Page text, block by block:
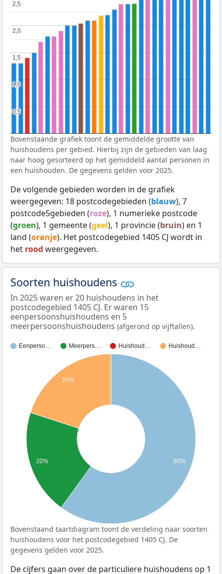
0,5
0,5
1,0
1,0
1,5
1,5
2,0
2,0
2,5
2,5
Bovenstaande grafiek toont de gemiddelde grootte van
huishoudens per gebied. Hierbij zijn de gebieden van laag
naar hoog gesorteerd op het gemiddeld aantal personen in
een huishouden. De gegevens gelden voor 2025.
De volgende gebieden worden in de grafiek
weergegeven: 18 postcodegebieden (blauw), 7
postcode5gebieden (roze), 1 numerieke postcode
(groen), 1 gemeente (geel), 1 provincie (bruin) en 1
land (oranje). Het postcodegebied 1405 CJ wordt in
het rood weergegeven.
Soorten huishoudens
In 2025 waren er 20 huishoudens in het
postcodegebied 1405 CJ. Er waren 15
eenpersoonshuishoudens en 5
meerpersoonshuishoudens (afgerond op vijftallen).
Eenperso… Meerpers… Huishoud… Huishoud…
20%
20% 60%
Bovenstaand taartdiagram toont de verdeling naar soorten
huishoudens voor het postcodegebied 1405 CJ. De
gegevens gelden voor 2025.
De cijfers gaan over de particuliere huishoudens op 1